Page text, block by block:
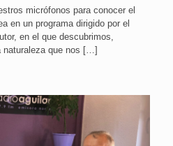
micrófonos para conocer el
en un programa dirigido por el
en el que descubrimos,
que nos […]